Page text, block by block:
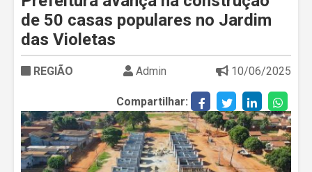
de 50 casas populares no Jardim
das Violetas
REGIÃO Admin 10/06/2025
Compartilhar: